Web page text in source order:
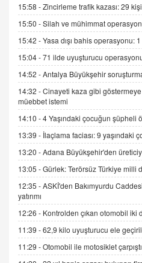
9.12.2025 10:11
İNCİ GÜL AKÖL
Trump Keşke
06.07.2026 13:00
ADEM AKÖL
Esed
Sednaya
11.12.2024 12:30
DR. EKREM ASLAN
Gerçek Ne, Algı
Cümlesinin
GÖNÜL MENEKŞE
Şifacının Yolu
04.11.2025 12:56
15:58 -Zincirleme trafik kazası: 29
15:50 -Silah ve mühimmat
15:42 -Yasa dışı bahis operasyonu:
15:04 -71 ilde uyuşturucu
14:52 -Antalya Büyükşehir
14:32 -Cinayeti kaza gibi göstermeye
müebbet istemi
14:10 -4 Yaşındaki çocuğun şüpheli
13:39 - İlaçlama faciası: 9 yaşındaki
13:20 -Adana Büyükşehir'den
13:05 -Gürlek: Terörsüz Türkiye milli
12:35 -ASKİ'den Bakımyurdu
yatırımı
12:26 - Kontrolden çıkan otomobil iki
11:39 -62,9 kilo uyuşturucu ele
11:29 -Otomobil ile motosiklet